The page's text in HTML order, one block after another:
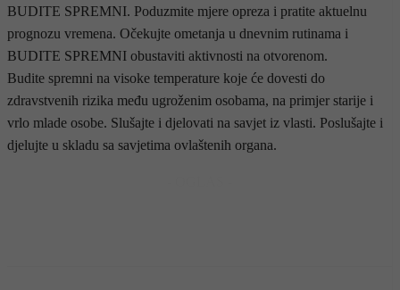
BUDITE SPREMNI. Poduzmite mjere opreza i pratite aktuelnu
prognozu vremena. Očekujte ometanja u dnevnim rutinama i
BUDITE SPREMNI obustaviti aktivnosti na otvorenom.
Budite spremni na visoke temperature koje će dovesti do
zdravstvenih rizika među ugroženim osobama, na primjer starije i
vrlo mlade osobe. Slušajte i djelovati na savjet iz vlasti. Poslušajte i
djelujte u skladu sa savjetima ovlaštenih organa.